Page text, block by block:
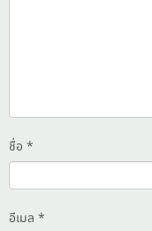
ชื่อ *
อีเมล *